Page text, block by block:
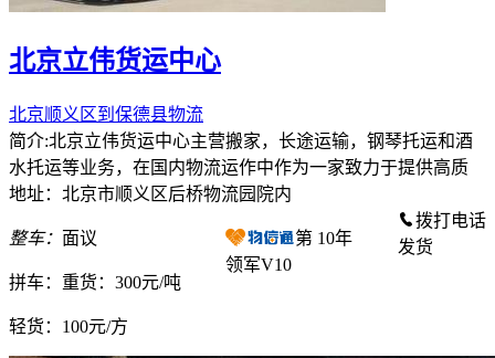
北京立伟货运中心
北京顺义区到保德县物流
简介:北京立伟货运中心主营搬家，长途运输，钢琴托运和酒
水托运等业务，在国内物流运作中作为一家致力于提供高质
地址：北京市顺义区后桥物流园院内
整车： 面议
拼车： 重货：300元/吨
轻货： 100元/方
第 10年
领军V10
拨打电话
发货